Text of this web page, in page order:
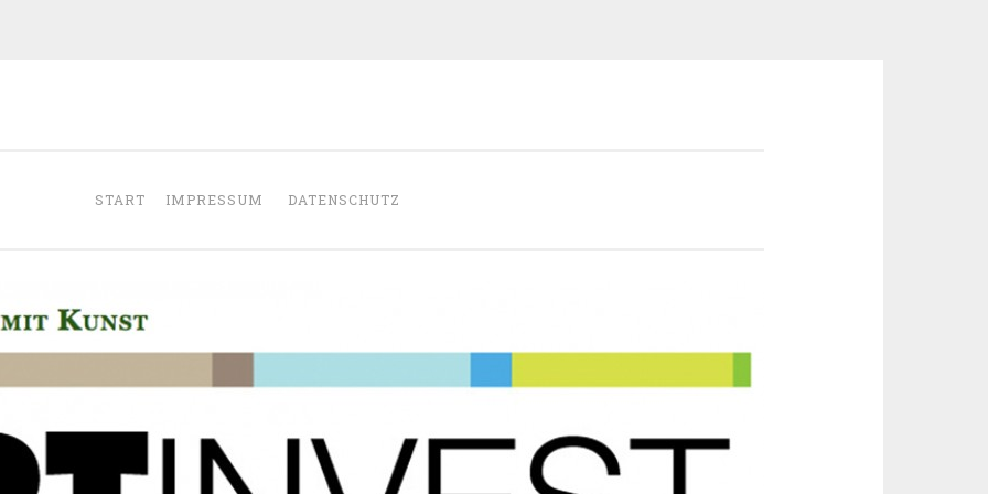
START IMPRESSUM DATENSCHUTZ